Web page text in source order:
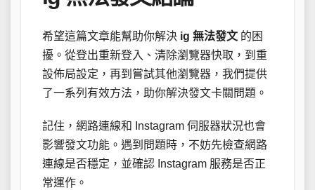
希望這篇文章能幫助你解決 ig 無法發文 的困
擾。從登出重新登入、清除瀏覽器快取，到重
設佈局設定，再到嘗試其他瀏覽器，我們提供
了一系列有效方法，助你解決發文卡關問題。
記住，網路連線和 Instagram 伺服器狀況也會
影響發文功能。遇到問題時，不妨先檢查網路
連線是否穩定，並確認 Instagram 服務是否正
常運作。